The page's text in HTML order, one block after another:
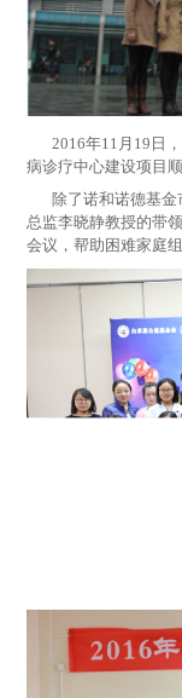
2016年11月19日，
病诊疗中心建设项目顺
除了诺和诺德基金
总监李晓静教授的带
会议，帮助困难家庭